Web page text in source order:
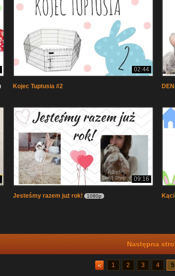
02:44
Kojec Tuptusia #2
09:16
Jesteśmy razem już rok! 1080p
Następna
1 2 3 4 5